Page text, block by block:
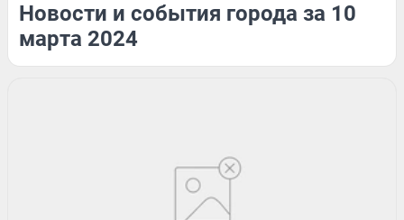
Новости и события города за 10
марта 2024